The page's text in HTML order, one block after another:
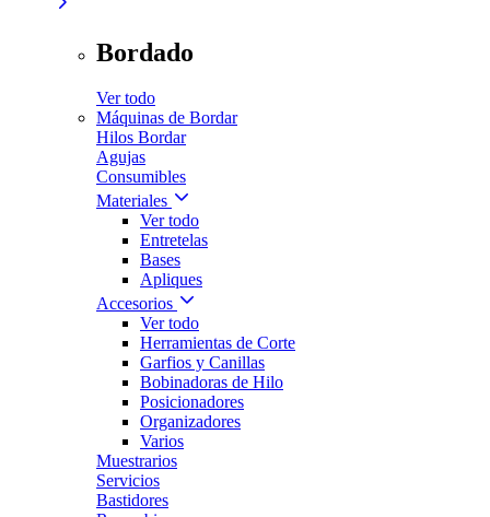
Bordado
Ver todo
Máquinas de Bordar
Hilos Bordar
Agujas
Consumibles
Materiales
Ver todo
Entretelas
Bases
Apliques
Accesorios
Ver todo
Herramientas de Corte
Garfios y Canillas
Bobinadoras de Hilo
Posicionadores
Organizadores
Varios
Muestrarios
Servicios
Bastidores